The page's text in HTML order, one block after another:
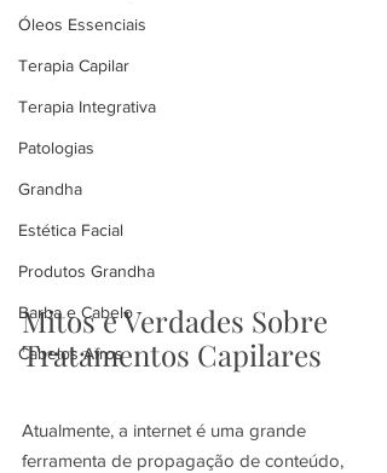
Óleos Essenciais
Terapia Capilar
Terapia Integrativa
Patologias
Grandha
Estética Facial
Produtos Grandha
Barba e Cabelo
Cabelos Afros
Mitos e Verdades Sobre
Tratamentos Capilares
Atualmente, a internet é uma grande
ferramenta de propagação de conteúdo,